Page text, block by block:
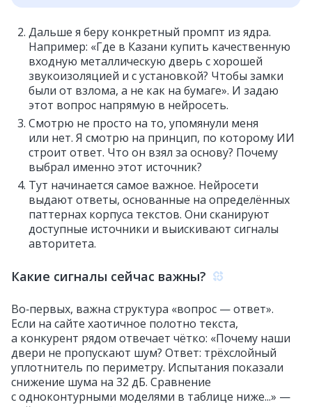
Дальше я беру конкретный промпт из ядра.
Например: «Где в Казани купить качественную
входную металлическую дверь с хорошей
звукоизоляцией и с установкой? Чтобы замки
были от взлома, а не как на бумаге». И задаю
этот вопрос напрямую в нейросеть.
Смотрю не просто на то, упомянули меня
или нет. Я смотрю на принцип, по которому ИИ
строит ответ. Что он взял за основу? Почему
выбрал именно этот источник?
Тут начинается самое важное. Нейросети
выдают ответы, основанные на определённых
паттернах корпуса текстов. Они сканируют
доступные источники и выискивают сигналы
авторитета.
Какие сигналы сейчас важны?
Во‑первых, важна структура «вопрос — ответ».
Если на сайте хаотичное полотно текста,
а конкурент рядом отвечает чётко: «Почему наши
двери не пропускают шум? Ответ: трёхслойный
уплотнитель по периметру. Испытания показали
снижение шума на 32 дБ. Сравнение
с одноконтурными моделями в таблице ниже...» —